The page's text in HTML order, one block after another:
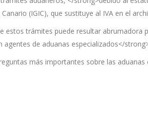
(IGIC), que sustituye al IVA en el
estos trámites puede resultar
agentes de aduanas especializados</
más importantes sobre las aduanas